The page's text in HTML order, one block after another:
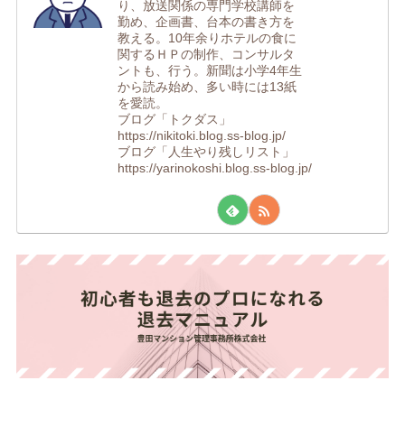
り、放送関係の専門学校講師を
勤め、企画書、台本の書き方を
教える。10年余りホテルの食に
関するＨＰの制作、コンサルタ
ントも、行う。新聞は小学4年生
から読み始め、多い時には13紙
を愛読。
ブログ「トクダス」
https://nikitoki.blog.ss-blog.jp/
ブログ「人生やり残しリスト」
https://yarinokoshi.blog.ss-blog.jp/